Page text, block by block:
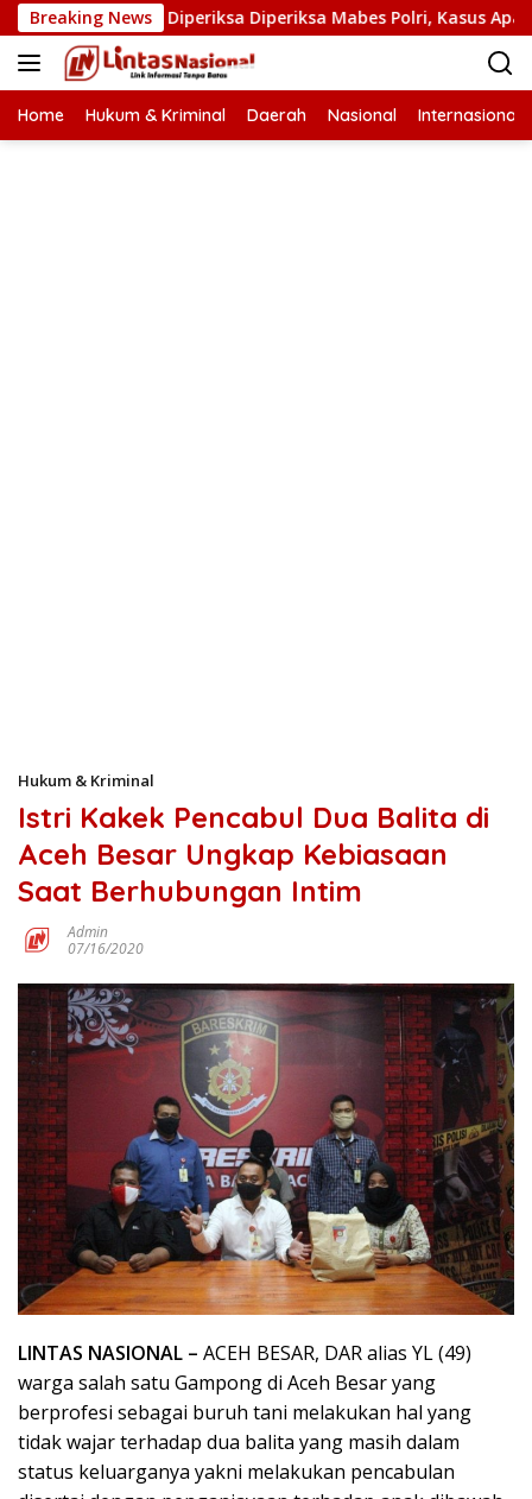
Langsung
ke
konten
Breaking News
Diperiksa Diperiksa Mabes Polri, Kasus Apa?
Home Hukum & Kriminal Daerah Nasional Internasional
Hukum & Kriminal
Istri Kakek Pencabul Dua Balita di
Aceh Besar Ungkap Kebiasaan
Saat Berhubungan Intim
Admin
07/16/2020
LINTAS NASIONAL – ACEH BESAR, DAR alias YL (49)
warga salah satu Gampong di Aceh Besar yang
berprofesi sebagai buruh tani melakukan hal yang
tidak wajar terhadap dua balita yang masih dalam
status keluarganya yakni melakukan pencabulan